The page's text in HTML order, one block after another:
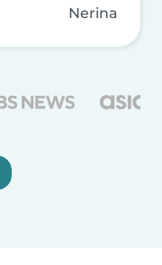
Nerina